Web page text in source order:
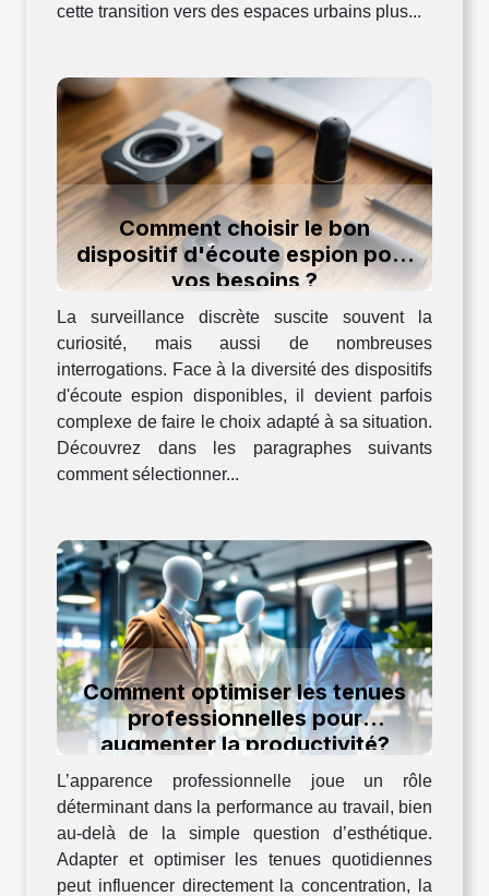
cette transition vers des espaces urbains plus...
Comment choisir le bon
dispositif d'écoute espion pour
vos besoins ?
La surveillance discrète suscite souvent la
curiosité, mais aussi de nombreuses
interrogations. Face à la diversité des dispositifs
d'écoute espion disponibles, il devient parfois
complexe de faire le choix adapté à sa situation.
Découvrez dans les paragraphes suivants
comment sélectionner...
Comment optimiser les tenues
professionnelles pour
augmenter la productivité?
L’apparence professionnelle joue un rôle
déterminant dans la performance au travail, bien
au-delà de la simple question d’esthétique.
Adapter et optimiser les tenues quotidiennes
peut influencer directement la concentration, la